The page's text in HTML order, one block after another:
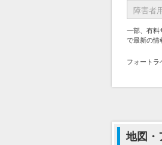
障害者
一部、有料
で最新の情
フォートラ
地図・